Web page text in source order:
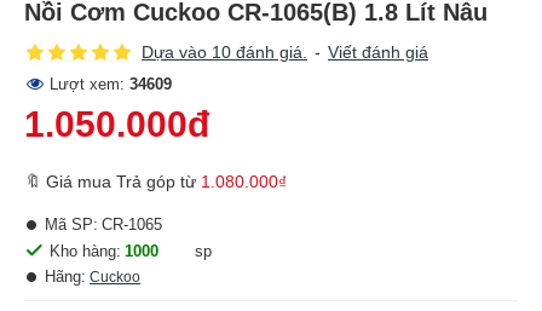
Nồi Cơm Cuckoo CR-1065(B) 1.8 Lít Nâu
Dựa vào 10 đánh giá. - Viết đánh giá
Lượt xem: 34609
1.050.000đ
🔖 Giá mua Trả góp từ 1.080.000₫
Kho hàng: 1000
sp
Hãng: Cuckoo
Mã SP: CR-1065